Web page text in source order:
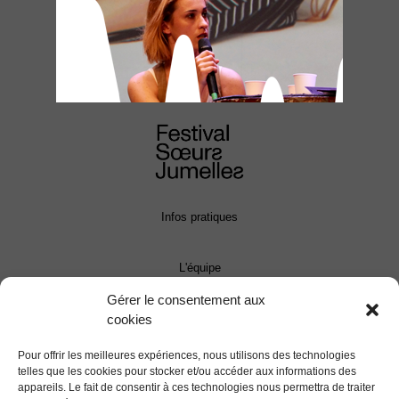
Gérer le consentement aux
cookies
Pour offrir les meilleures expériences, nous utilisons des technologies
telles que les cookies pour stocker et/ou accéder aux informations des
appareils. Le fait de consentir à ces technologies nous permettra de traiter
Infos pratiques
L'équipe
Presse